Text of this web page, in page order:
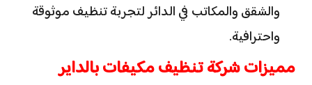
والشقق والمكاتب في الدائر لتجربة تنظيف موثوقة
واحترافية.
مميزات شركة تنظيف مكيفات بالداير